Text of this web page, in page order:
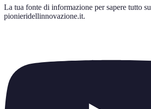
La tua fonte di informazione per sapere tutto su
pionieridellinnovazione.it.